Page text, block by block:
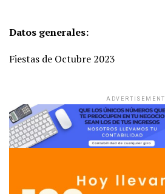
Datos generales:
Fiestas de Octubre 2023
ADVERTISEMENT